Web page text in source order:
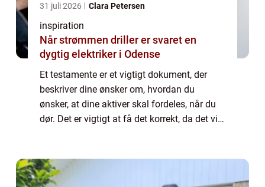
31 juli 2026 Clara Petersen
inspiration
Når strømmen driller er svaret en
dygtig elektriker i Odense
Et testamente er et vigtigt dokument, der
beskriver dine ønsker om, hvordan du
ønsker, at dine aktiver skal fordeles, når du
dør. Det er vigtigt at få det korrekt, da det vil